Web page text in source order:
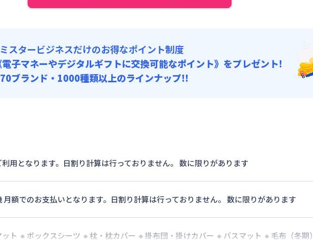
ミスタービジネスだけのお得なポイント制度
電子マネーやデジタルギフトに交換可能なポイント》をプレゼント!
ブランド・1000種類以上のラインナップ!!
用となります。日割り計算は行っておりません。 数に限りがあります
月額でのお支払いとなります。日割り計算は行っておりません。 数に限りがあります
ト 🔸ボックスシーツ 🔸枕・枕カバー 🔸掛布団・掛けカバー 🔸バスマット 🔸毛布（冬期）